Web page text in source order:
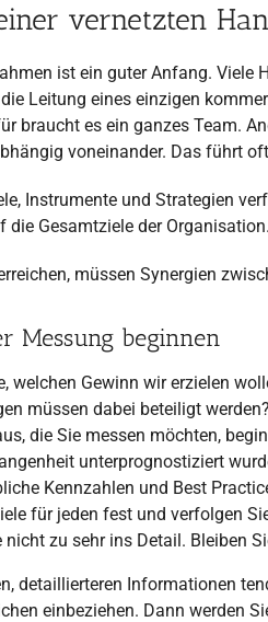
vernetzten
ist ein guter Anfang. Viele
Leitung eines einzigen
braucht es ein ganzes Team.
voneinander. Das führt
Instrumente und Strategien
Gesamtziele der Organisation.
müssen Synergien
Messung beginnen
welchen Gewinn wir erzielen
müssen dabei beteiligt werden?
die Sie messen möchten,
unterprognostiziert
Kennzahlen und Best
für jeden fest und verfolgen
zu sehr ins Detail. Bleiben
detaillierteren Informationen
einbeziehen. Dann werden